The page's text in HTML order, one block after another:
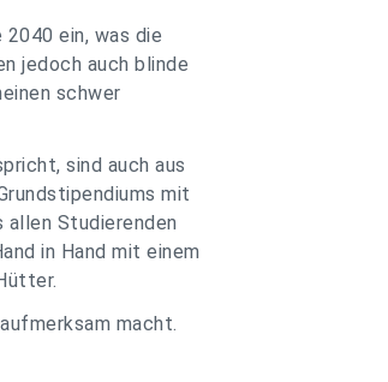
ein, was die
jedoch auch blinde
schwer
sind auch aus
mit
allen Studierenden
in Hand mit einem
macht.